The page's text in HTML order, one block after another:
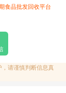
食品批发回收平台
请谨慎判断信息真